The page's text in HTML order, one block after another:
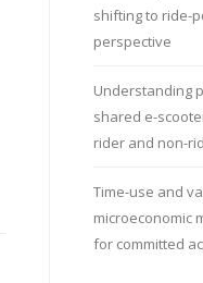
shifting to ride-
perspective
Understanding
shared e-
rider and non-
Time-use and
microeconomic
for committed